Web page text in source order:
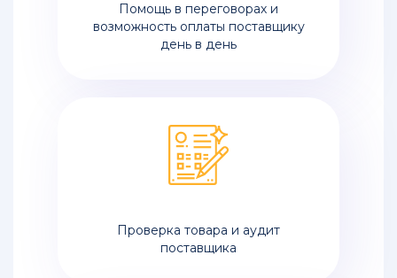
Помощь в переговорах и
возможность оплаты поставщику
день в день
Проверка товара и аудит
поставщика